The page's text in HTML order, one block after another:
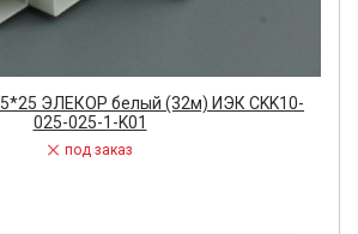
ЭЛЕКОР белый (32м) ИЭК CKK10-
025-025-1-K01
под заказ